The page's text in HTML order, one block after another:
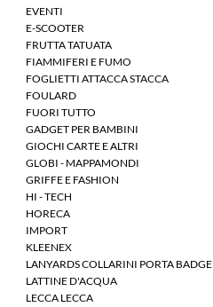
EVENTI
E-SCOOTER
FRUTTA TATUATA
FIAMMIFERI E FUMO
FOGLIETTI ATTACCA STACCA
FOULARD
FUORI TUTTO
GADGET PER BAMBINI
GIOCHI CARTE E ALTRI
GLOBI - MAPPAMONDI
GRIFFE E FASHION
HI - TECH
HORECA
IMPORT
KLEENEX
LANYARDS COLLARINI PORTA BADGE
LATTINE D'ACQUA
LECCA LECCA